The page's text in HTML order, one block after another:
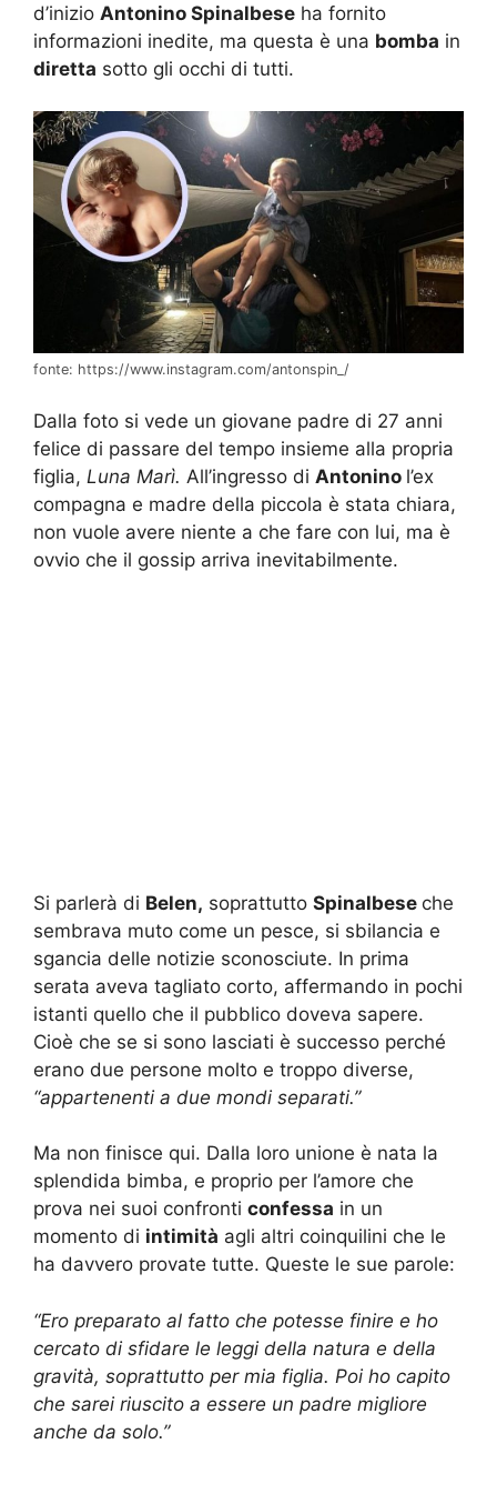
d’inizio Antonino Spinalbese ha fornito
informazioni inedite, ma questa è una bomba in
diretta sotto gli occhi di tutti.
fonte: https://www.instagram.com/antonspin_/
Dalla foto si vede un giovane padre di 27 anni
felice di passare del tempo insieme alla propria
figlia, Luna Marì. All’ingresso di Antonino l’ex
compagna e madre della piccola è stata chiara,
non vuole avere niente a che fare con lui, ma è
ovvio che il gossip arriva inevitabilmente.
Si parlerà di Belen, soprattutto Spinalbese che
sembrava muto come un pesce, si sbilancia e
sgancia delle notizie sconosciute. In prima
serata aveva tagliato corto, affermando in pochi
istanti quello che il pubblico doveva sapere.
Cioè che se si sono lasciati è successo perché
erano due persone molto e troppo diverse,
“appartenenti a due mondi separati.”
Ma non finisce qui. Dalla loro unione è nata la
splendida bimba, e proprio per l’amore che
prova nei suoi confronti confessa in un
momento di intimità agli altri coinquilini che le
ha davvero provate tutte. Queste le sue parole:
“Ero preparato al fatto che potesse finire e ho
cercato di sfidare le leggi della natura e della
gravità, soprattutto per mia figlia. Poi ho capito
che sarei riuscito a essere un padre migliore
anche da solo.”